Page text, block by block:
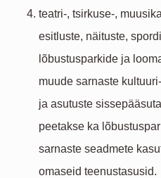
teatri-, tsirkuse-,
esitluste, näituste,
lõbustusparkide ja
muude sarnaste
ja asutuste
peetakse ka
sarnaste seadmete
omaseid teenustasusid.